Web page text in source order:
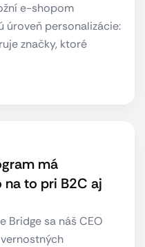
e-shopom
úroveň personalizácie:
značky, ktoré
má
to pri B2C aj
Bridge sa náš CEO